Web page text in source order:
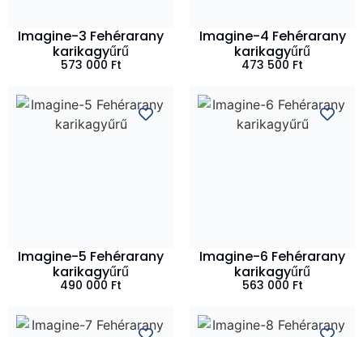
Imagine-3 Fehérarany
karikagyűrű
573 000 Ft
Imagine-4 Fehérarany
karikagyűrű
473 500 Ft
Imagine-5 Fehérarany
karikagyűrű
490 000 Ft
Imagine-6 Fehérarany
karikagyűrű
563 000 Ft